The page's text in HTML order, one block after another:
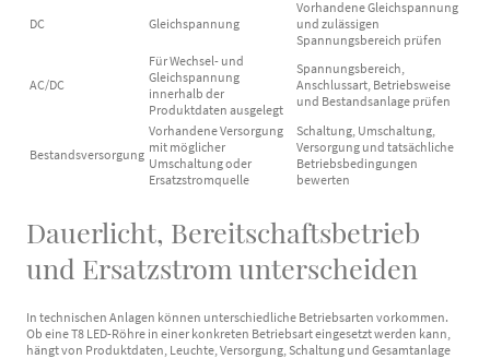
DC Gleichspannung
Vorhandene Gleichspannung
und zulässigen
Spannungsbereich prüfen
AC/DC
Für Wechsel- und
Gleichspannung
innerhalb der
Produktdaten ausgelegt
Spannungsbereich,
Anschlussart, Betriebsweise
und Bestandsanlage prüfen
Bestandsversorgung
Vorhandene Versorgung
mit möglicher
Umschaltung oder
Ersatzstromquelle
Schaltung, Umschaltung,
Versorgung und tatsächliche
Betriebsbedingungen
bewerten
Dauerlicht, Bereitschaftsbetrieb
und Ersatzstrom unterscheiden
In technischen Anlagen können unterschiedliche Betriebsarten vorkommen.
Ob eine T8 LED-Röhre in einer konkreten Betriebsart eingesetzt werden kann,
hängt von Produktdaten, Leuchte, Versorgung, Schaltung und Gesamtanlage